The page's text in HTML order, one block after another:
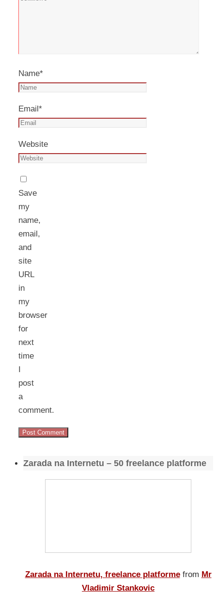
Name*
Email*
Website
Save
my
name,
email,
and
site
URL
in
my
browser
for
next
time
I
post
a
comment.
Zarada na Internetu – 50 freelance platforme
Zarada na Internetu, freelance platforme from Mr
Vladimir Stankovic